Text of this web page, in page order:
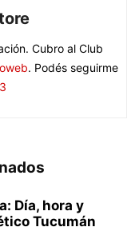
Cubro al Club
. Podés seguirme
Día, hora y
Tucumán